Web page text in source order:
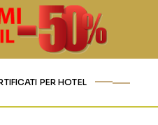
PER HOTEL